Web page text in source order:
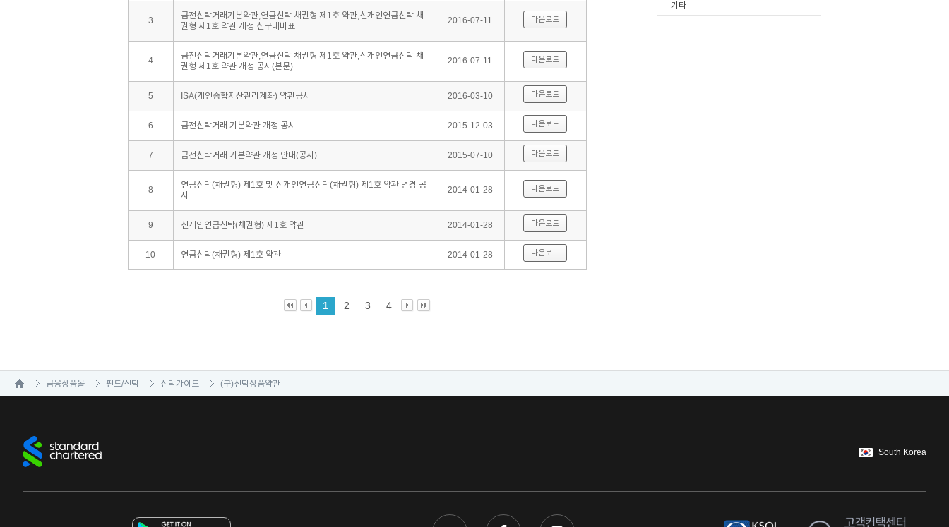
기타
3
금전신탁거래기본약관,연금신탁 채권형 제1호 약관,신개인연금신탁 채
권형 제1호 약관 개정 신구대비표
2016-07-11 다운로드
4
금전신탁거래기본약관,연금신탁 채권형 제1호 약관,신개인연금신탁 채
권형 제1호 약관 개정 공시(본문)
2016-07-11 다운로드
5 ISA(개인종합자산관리계좌) 약관공시 2016-03-10 다운로드
6 금전신탁거래 기본약관 개정 공시 2015-12-03 다운로드
7 금전신탁거래 기본약관 개정 안내(공시) 2015-07-10 다운로드
8
연금신탁(채권형) 제1호 및 신개인연금신탁(채권형) 제1호 약관 변경 공
시
2014-01-28 다운로드
9 신개인연금신탁(채권형) 제1호 약관 2014-01-28 다운로드
10 연금신탁(채권형) 제1호 약관 2014-01-28 다운로드
1 2 3 4
금융상품몰 펀드/신탁 신탁가이드 (구)신탁상품약관
South Korea